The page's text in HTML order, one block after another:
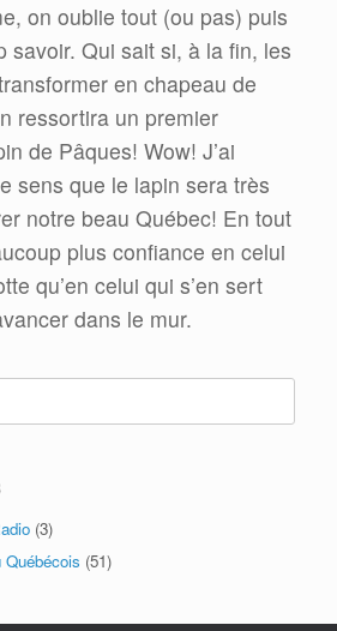
on oublie tout (ou pas) puis
savoir. Qui sait si, à la fin, les
en chapeau de
ressortira un premier
de Pâques! Wow! J’ai
sens que le lapin sera très
notre beau Québec! En tout
plus confiance en celui
qu’en celui qui s’en sert
dans le mur.
(3)
Québécois (51)